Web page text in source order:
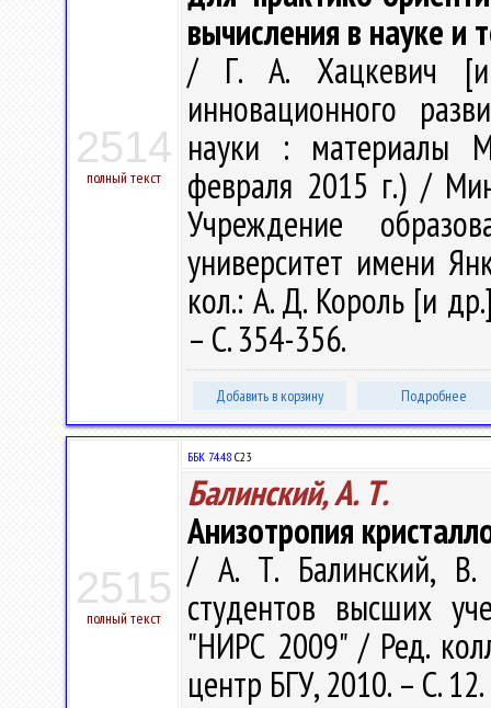
2514
полный текст
вычисления в науке и
/ Г. А. Хацкевич
инновационного
науки : материалы
февраля 2015 г.) /
Учреждение
университет имени
кол.: А. Д. Король [и
– С. 354-356.
Добавить в корзину Подробнее
2515
полный текст
ББК 74.48 С23
Балинский, А. Т.
Анизотропия
/ А. Т. Балинский,
студентов высших
"НИРС 2009" / Ред.
центр БГУ, 2010. – С. 12.